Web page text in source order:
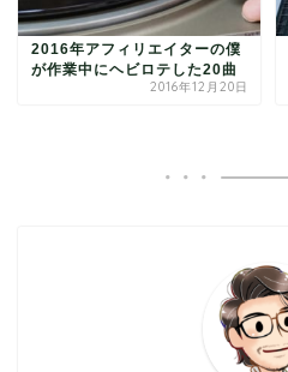
2016年アフィリエイターの僕
が作業中にヘビロテした20曲
2016年12月20日